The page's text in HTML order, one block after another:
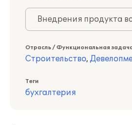
Внедрения продукта
Отрасль / Функциональная
Строительство,
Теги
бухгалтерия